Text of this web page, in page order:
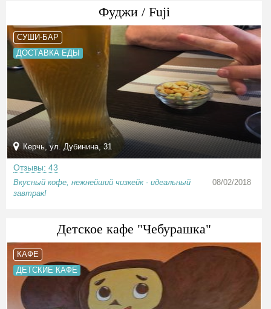
Фуджи / Fuji
СУШИ-БАР
ДОСТАВКА ЕДЫ
Керчь, ул. Дубинина, 31
Отзывы: 43
Вкусный кофе, нежнейший чизкейк - идеальный
завтрак!
08/02/2018
Детское кафе "Чебурашка"
КАФЕ
ДЕТСКИЕ КАФЕ